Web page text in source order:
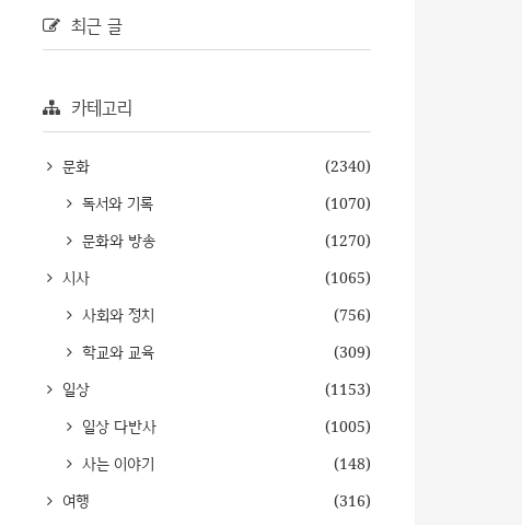
최근 글
카테고리
문화
(2340)
독서와 기록
(1070)
문화와 방송
(1270)
시사
(1065)
사회와 정치
(756)
학교와 교육
(309)
일상
(1153)
일상 다반사
(1005)
사는 이야기
(148)
여행
(316)